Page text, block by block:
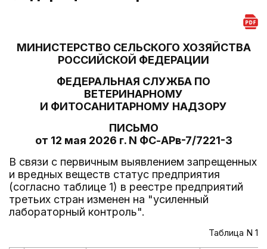
МИНИСТЕРСТВО СЕЛЬСКОГО ХОЗЯЙСТВА
РОССИЙСКОЙ ФЕДЕРАЦИИ
ФЕДЕРАЛЬНАЯ СЛУЖБА ПО
ВЕТЕРИНАРНОМУ
И ФИТОСАНИТАРНОМУ НАДЗОРУ
ПИСЬМО
от 12 мая 2026 г. N ФС-АРв-7/7221-3
В связи с первичным выявлением запрещенных
и вредных веществ статус предприятия
(согласно таблице 1) в реестре предприятий
третьих стран изменен на "усиленный
лабораторный контроль".
Таблица N 1